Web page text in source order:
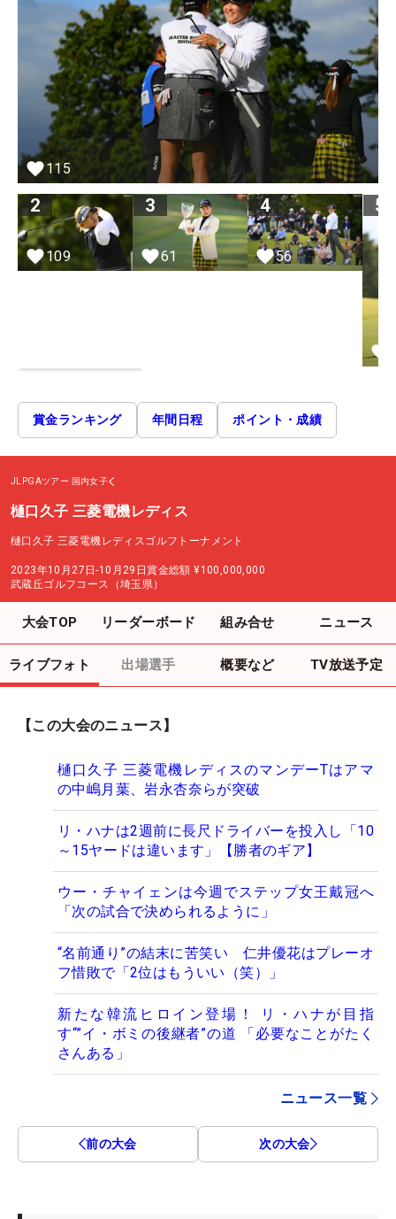
115
2
109
3
61
4
56
5
賞金ランキング 年間日程 ポイント・成績
JLPGAツアー 国内女子
樋口久子 三菱電機レディス
樋口久子 三菱電機レディスゴルフトーナメント
2023年10月27日-10月29日賞金総額 ¥100,000,000
武蔵丘ゴルフコース（埼玉県）
大会TOP リーダーボード 組み合せ ニュース
ライブフォト 出場選手 概要など TV放送予定
【この大会のニュース】
樋口久子 三菱電機レディスのマンデーTはアマ
の中嶋月葉、岩永杏奈らが突破
リ・ハナは2週前に長尺ドライバーを投入し「10
～15ヤードは違います」【勝者のギア】
ウー・チャイェンは今週でステップ女王戴冠へ
「次の試合で決められるように」
“名前通り”の結末に苦笑い 仁井優花はプレーオ
フ惜敗で「2位はもういい（笑）」
新たな韓流ヒロイン登場！ リ・ハナが目指
す“”イ・ボミの後継者”の道 「必要なことがたく
さんある」
ニュース一覧
前の大会 次の大会